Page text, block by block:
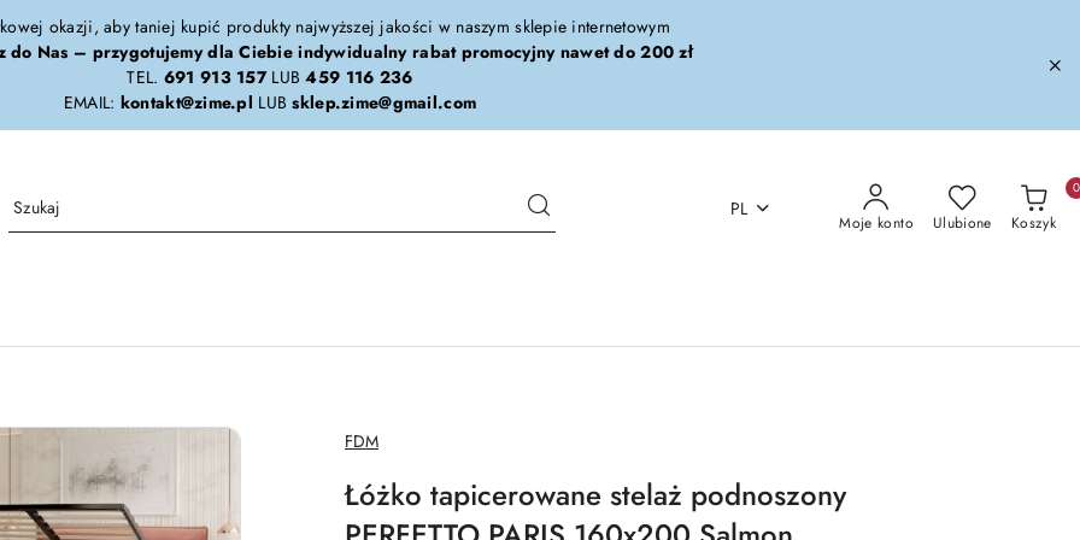
okazji, aby taniej kupić produkty najwyższej jakości w naszym sklepie internetowym
do Nas – przygotujemy dla Ciebie indywidualny rabat promocyjny nawet do 200 zł
TEL. 691 913 157LUB459 116 236
EMAIL: kontakt@zime.pl LUBsklep.zime@gmail.com
PL
Moje konto Ulubione Koszyk
0
NAZWA
PRODUCENTA:
FDM
Łóżko tapicerowane stelaż podnoszony